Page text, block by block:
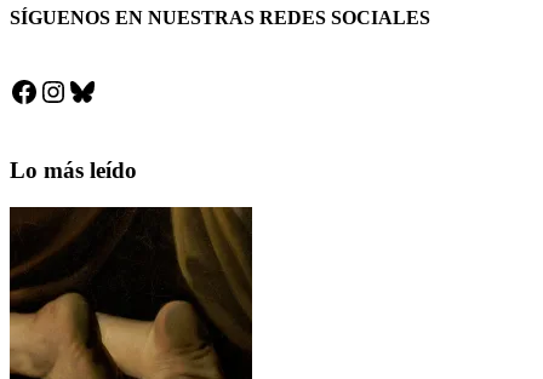
SÍGUENOS EN NUESTRAS REDES SOCIALES
Facebook
Instagram
Bluesky
Lo más leído